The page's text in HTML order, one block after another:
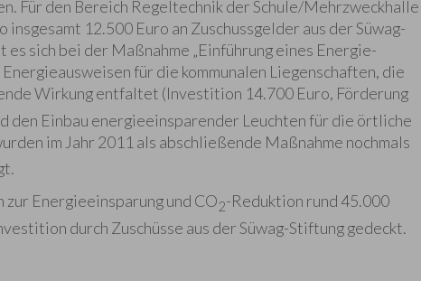
Für den Bereich Regeltechnik der Schule/Mehrzweckhalle
12.500 Euro an Zuschussgelder aus der Süwag-
sich bei der Maßnahme „Einführung eines Energie-
für die kommunalen Liegenschaften, die
Wirkung entfaltet (Investition 14.700 Euro, Förderung
den Einbau energieeinsparender Leuchten für die örtliche
im Jahr 2011 als abschließende Maßnahme nochmals
Energieeinsparung und CO2-Reduktion rund 45.000
durch Zuschüsse aus der Süwag-Stiftung gedeckt.